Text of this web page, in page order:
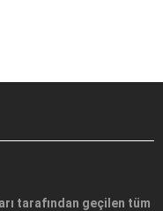
tarafından geçilen tüm